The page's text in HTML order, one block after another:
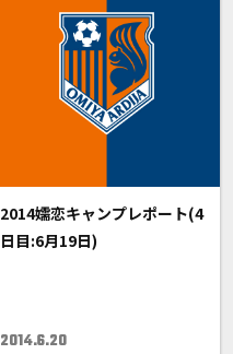
2014嬬恋キャンプレポート(4
日目:6月19日)
2014.6.20